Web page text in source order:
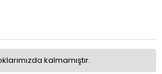
kalmamıştır.